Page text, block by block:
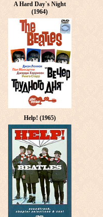
A Hard Day`s Night
(1964)
Help! (1965)